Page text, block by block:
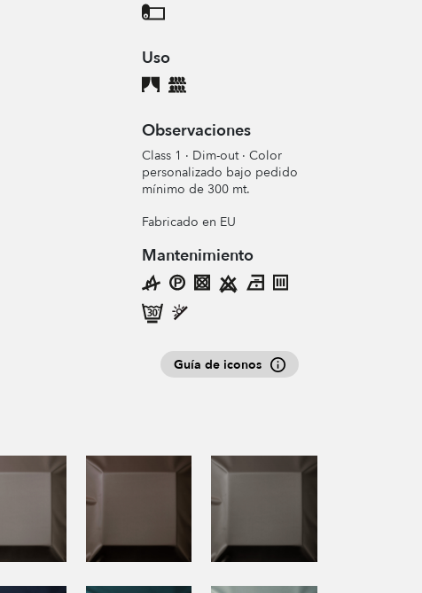
Uso
Observaciones
Class 1 · Dim-out · Color
personalizado bajo pedido
mínimo de 300 mt.
Fabricado en EU
Mantenimiento
Guía de iconos